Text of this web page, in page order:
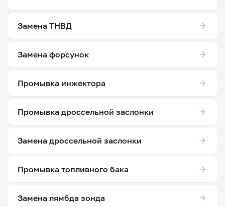
Замена ТНВД
Замена форсунок
Промывка инжектора
Промывка дроссельной заслонки
Замена дроссельной заслонки
Промывка топливного бака
Замена лямбда зонда